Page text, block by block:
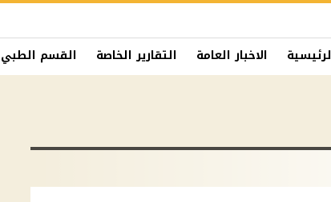
الاخبار العامة التقارير الخاصة القسم الطبي